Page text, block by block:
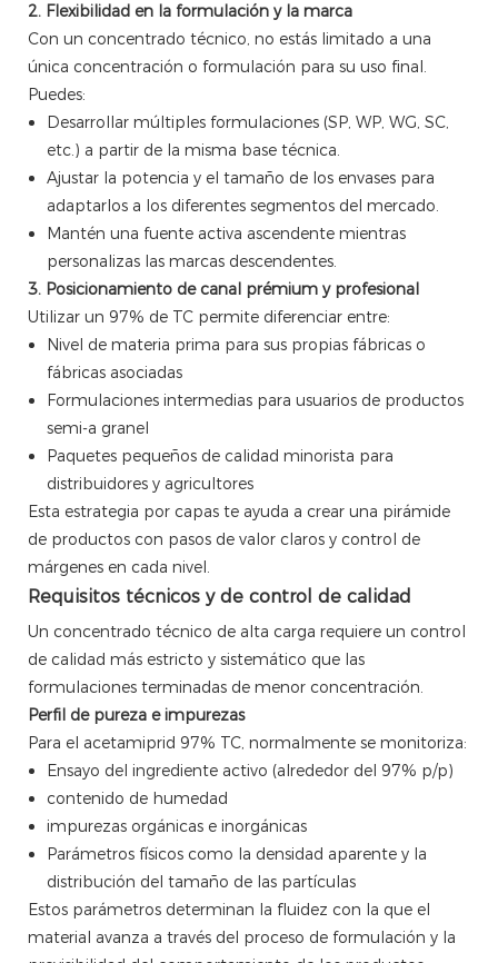
2. Flexibilidad en la formulación y la marca
Con un concentrado técnico, no estás limitado a una
única concentración o formulación para su uso final.
Puedes:
Desarrollar múltiples formulaciones (SP, WP, WG, SC,
etc.) a partir de la misma base técnica.
Ajustar la potencia y el tamaño de los envases para
adaptarlos a los diferentes segmentos del mercado.
Mantén una fuente activa ascendente mientras
personalizas las marcas descendentes.
3. Posicionamiento de canal prémium y profesional
Utilizar un 97% de TC permite diferenciar entre:
Nivel de materia prima para sus propias fábricas o
fábricas asociadas
Formulaciones intermedias para usuarios de productos
semi-a granel
Paquetes pequeños de calidad minorista para
distribuidores y agricultores
Esta estrategia por capas te ayuda a crear una pirámide
de productos con pasos de valor claros y control de
márgenes en cada nivel.
Requisitos técnicos y de control de calidad
Un concentrado técnico de alta carga requiere un control
de calidad más estricto y sistemático que las
formulaciones terminadas de menor concentración.
Perfil de pureza e impurezas
Para el acetamiprid 97% TC, normalmente se monitoriza:
Ensayo del ingrediente activo (alrededor del 97% p/p)
contenido de humedad
impurezas orgánicas e inorgánicas
Parámetros físicos como la densidad aparente y la
distribución del tamaño de las partículas
Estos parámetros determinan la fluidez con la que el
material avanza a través del proceso de formulación y la